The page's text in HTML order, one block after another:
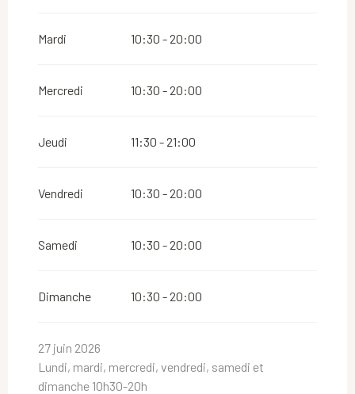
Mardi 10:30 - 20:00
Mercredi 10:30 - 20:00
Jeudi 11:30 - 21:00
Vendredi 10:30 - 20:00
Samedi 10:30 - 20:00
Dimanche 10:30 - 20:00
27 juin 2026
Lundi, mardi, mercredi, vendredi, samedi et
dimanche 10h30-20h